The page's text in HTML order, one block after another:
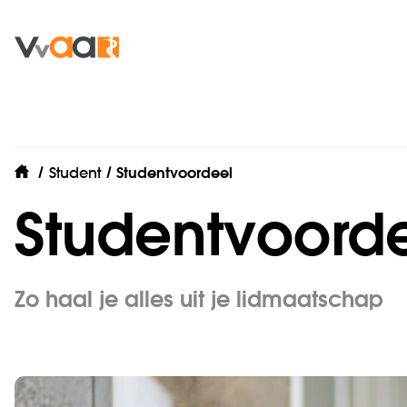
home
Student Studentvoordeel
Zo haal je alles uit je lidmaatschap